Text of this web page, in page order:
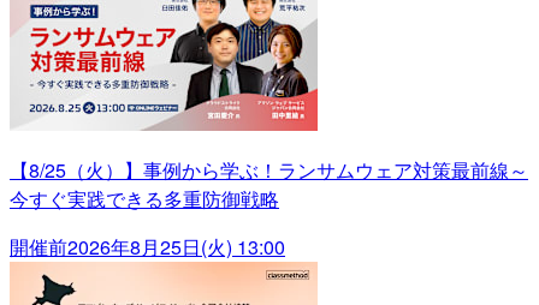
【8/25（火）】事例から学ぶ！ランサムウェア対策最前線～
今すぐ実践できる多重防御戦略
開催前2026年8月25日(火) 13:00